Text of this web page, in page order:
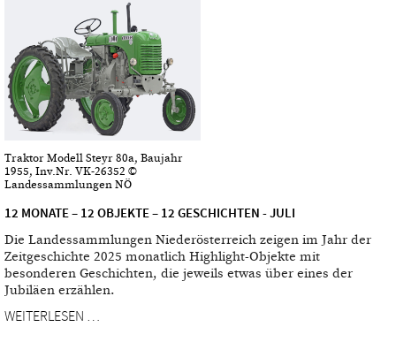
Traktor Modell Steyr 80a, Baujahr
1955, Inv.Nr. VK-26352 ©
Landessammlungen NÖ
12 MONATE – 12 OBJEKTE – 12 GESCHICHTEN - JULI
Die Landessammlungen Niederösterreich zeigen im Jahr der
Zeitgeschichte 2025 monatlich Highlight-Objekte mit
besonderen Geschichten, die jeweils etwas über eines der
Jubiläen erzählen.
WEITERLESEN …